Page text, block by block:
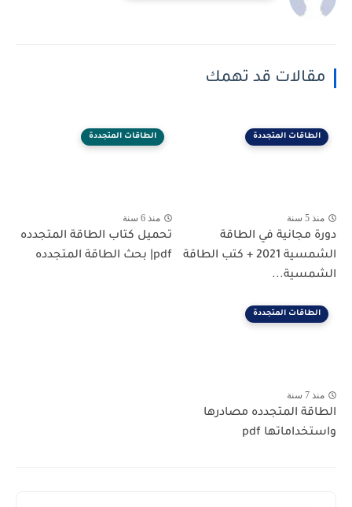
مقالات قد تهمك
الطاقات المتجددة
منذ 5 سنة
دورة مجانية في الطاقة
الشمسية 2021 + كتب الطاقة
الشمسية...
الطاقات المتجددة
منذ 6 سنة
تحميل كتاب الطاقة المتجدده
pdf| بحث الطاقة المتجدده
الطاقات المتجددة
منذ 7 سنة
الطاقة المتجدده مصادرها
واستخداماتها pdf